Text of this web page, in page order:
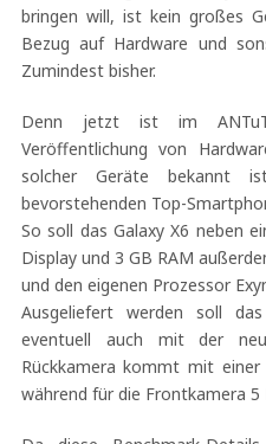
bringen will, ist kein großes
Bezug auf Hardware und
Zumindest bisher.
Denn jetzt ist im
Veröffentlichung von
solcher Geräte bekannt
bevorstehenden Top-
So soll das Galaxy X6 neben
Display und 3 GB RAM
und den eigenen Prozessor
Ausgeliefert werden soll
eventuell auch mit der
Rückkamera kommt mit
während für die Frontkamera 5